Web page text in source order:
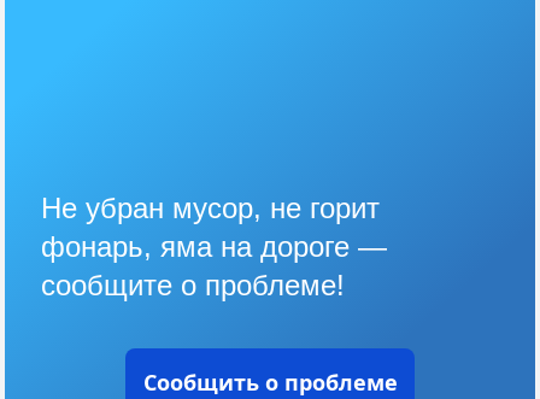
Не убран мусор, не горит
фонарь, яма на дороге —
сообщите о проблеме!
Сообщить о проблеме